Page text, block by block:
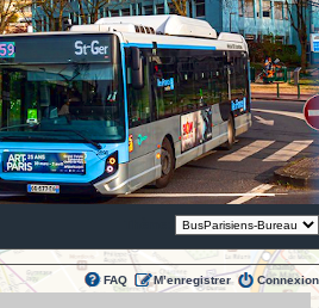
FAQ M’enregistrer Connexion